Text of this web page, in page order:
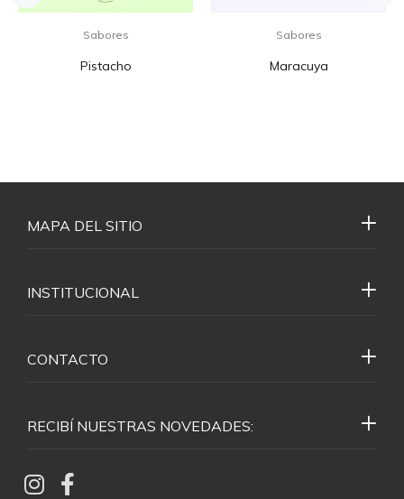
Sabores
Pistacho
Sabores
Maracuya
RECIBÍ NUESTRAS NOVEDADES:
MAPA DEL SITIO
INSTITUCIONAL
CONTACTO